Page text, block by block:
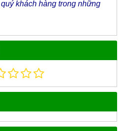
khách hàng trong những